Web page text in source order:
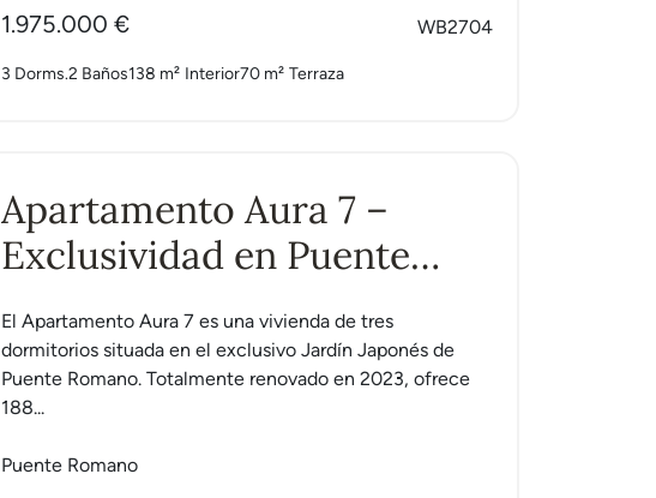
1.975.000 € WB2704
3 Dorms.2 Baños138 m² Interior70 m² Terraza
Apartamento Aura 7 –
Exclusividad en Puente
Romano
El Apartamento Aura 7 es una vivienda de tres
dormitorios situada en el exclusivo Jardín Japonés de
Puente Romano. Totalmente renovado en 2023, ofrece
188...
Puente Romano